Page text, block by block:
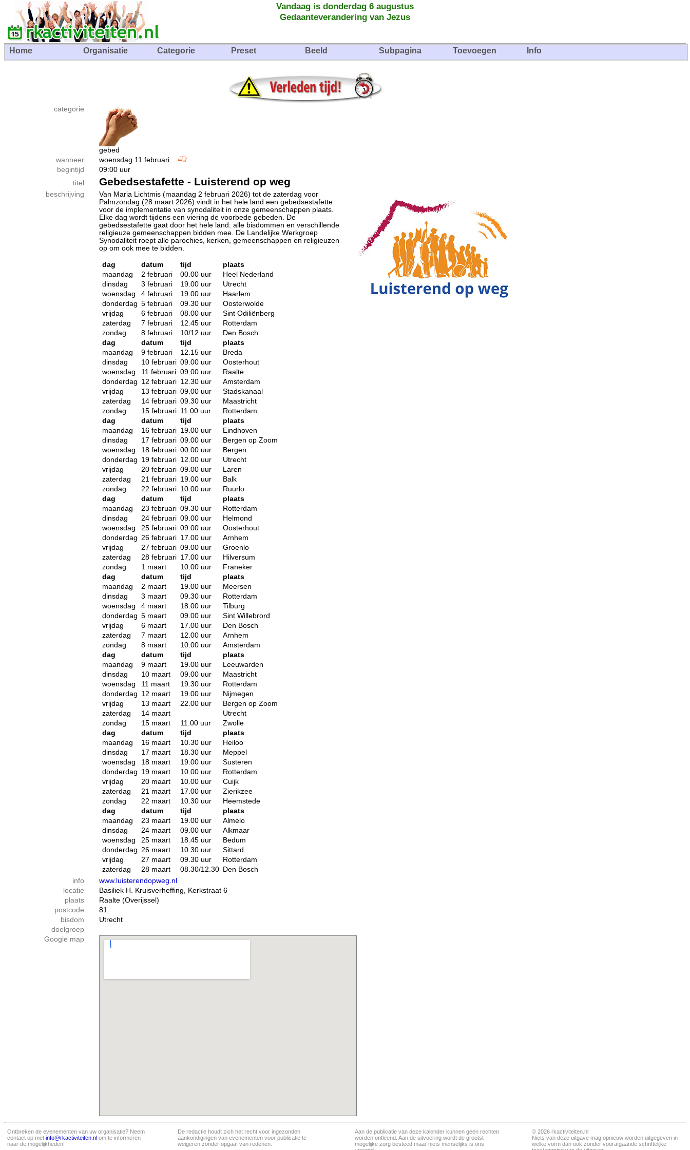
Vandaag is donderdag 6 augustus
Gedaanteverandering van Jezus
Home Organisatie Categorie Preset Beeld Subpagina Toevoegen Info
categorie
gebed
wanneer
woensdag 11 februari
begintijd
09:00 uur
titel
Gebedsestafette - Luisterend op weg
beschrijving
Van Maria Lichtmis (maandag 2 februari 2026) tot de zaterdag voor
Palmzondag (28 maart 2026) vindt in het hele land een gebedsestafette
voor de implementatie van synodaliteit in onze gemeenschappen plaats.
Elke dag wordt tijdens een viering de voorbede gebeden. De
gebedsestafette gaat door het hele land: alle bisdommen en verschillende
religieuze gemeenschappen bidden mee. De Landelijke Werkgroep
Synodaliteit roept alle parochies, kerken, gemeenschappen en religieuzen
op om ook mee te bidden.
dag datum tijd
plaats
maandag
2 februari 00.00 uur
Heel Nederland
dinsdag
3 februari 19.00 uur
Utrecht
woensdag
4 februari 19.00 uur
Haarlem
donderdag 5 februari 09.30 uur
Oosterwolde
vrijdag
6 februari 08.00 uur
Sint Odiliënberg
zaterdag
7 februari 12.45 uur
Rotterdam
zondag
8 februari 10/12 uur
Den Bosch
dag
datum tijd
plaats
maandag
9 februari 12.15 uur
Breda
dinsdag
10 februari 09.00 uur
Oosterhout
woensdag
11 februari 09.00 uur
Raalte
donderdag 12 februari 12.30 uur
Amsterdam
vrijdag
13 februari 09.00 uur
Stadskanaal
zaterdag
14 februari 09.30 uur
Maastricht
zondag
15 februari 11.00 uur
Rotterdam
dag
datum tijd
plaats
maandag
16 februari 19.00 uur
Eindhoven
dinsdag
17 februari 09.00 uur
Bergen op Zoom
woensdag
18 februari 00.00 uur
Bergen
donderdag 19 februari 12.00 uur
Utrecht
vrijdag
20 februari 09.00 uur
Laren
zaterdag
21 februari 19.00 uur
Balk
zondag
22 februari 10.00 uur
Ruurlo
dag
datum tijd
plaats
maandag
23 februari 09.30 uur
Rotterdam
dinsdag
24 februari 09.00 uur
Helmond
woensdag
25 februari 09.00 uur
Oosterhout
donderdag 26 februari 17.00 uur
Arnhem
vrijdag
27 februari 09.00 uur
Groenlo
zaterdag
28 februari 17.00 uur
Hilversum
zondag
1 maart 10.00 uur
Franeker
dag
datum tijd
plaats
maandag
2 maart 19.00 uur
Meersen
dinsdag
3 maart 09.30 uur
Rotterdam
woensdag
4 maart 18.00 uur
Tilburg
donderdag 5 maart 09.00 uur
Sint Willebrord
vrijdag
6 maart 17.00 uur
Den Bosch
zaterdag
7 maart 12.00 uur
Arnhem
zondag
8 maart 10.00 uur
Amsterdam
dag
datum tijd
plaats
maandag
9 maart 19.00 uur
Leeuwarden
dinsdag
10 maart 09.00 uur
Maastricht
woensdag
11 maart 19.30 uur
Rotterdam
donderdag 12 maart 19.00 uur
Nijmegen
vrijdag
13 maart 22.00 uur
Bergen op Zoom
zaterdag
14 maart
Utrecht
zondag
15 maart 11.00 uur
Zwolle
dag
datum tijd
plaats
maandag
16 maart 10.30 uur
Heiloo
dinsdag
17 maart 18.30 uur
Meppel
woensdag
18 maart 19.00 uur
Susteren
donderdag 19 maart 10.00 uur
Rotterdam
vrijdag
20 maart 10.00 uur
Cuijk
zaterdag
21 maart 17.00 uur
Zierikzee
zondag
22 maart 10.30 uur
Heemstede
dag
datum tijd
plaats
maandag
23 maart 19.00 uur
Almelo
dinsdag
24 maart 09.00 uur
Alkmaar
woensdag
25 maart 18.45 uur
Bedum
donderdag 26 maart 10.30 uur
Sittard
vrijdag
27 maart 09.30 uur
Rotterdam
zaterdag
28 maart 08.30/12.30 Den Bosch
info
www.luisterendopweg.nl
locatie
Basiliek H. Kruisverheffing, Kerkstraat 6
plaats
Raalte (Overijssel)
postcode
81
bisdom
Utrecht
doelgroep
Google map
Ontbreken de evenementen van uw organisatie? Neem
contact op met info@rkactiviteiten.nl om te informeren
naar de mogelijkheden!
De redactie houdt zich het recht voor ingezonden
aankondigingen van evenementen voor publicatie te
weigeren zonder opgaaf van redenen.
Aan de publicatie van deze kalender kunnen geen rechten
worden ontleend. Aan de uitvoering wordt de grootst
mogelijke zorg besteed maar niets menselijks is ons
© 2026 rkactiviteiten.nl
Niets van deze uitgave mag opnieuw worden uitgegeven in
welke vorm dan ook zonder voorafgaande schriftelijke